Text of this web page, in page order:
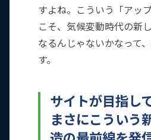
すよね。こういう「アッ
こそ、気候変動時代の新
なるんじゃないかなって
す。
サイトが目指し
まさにこういう